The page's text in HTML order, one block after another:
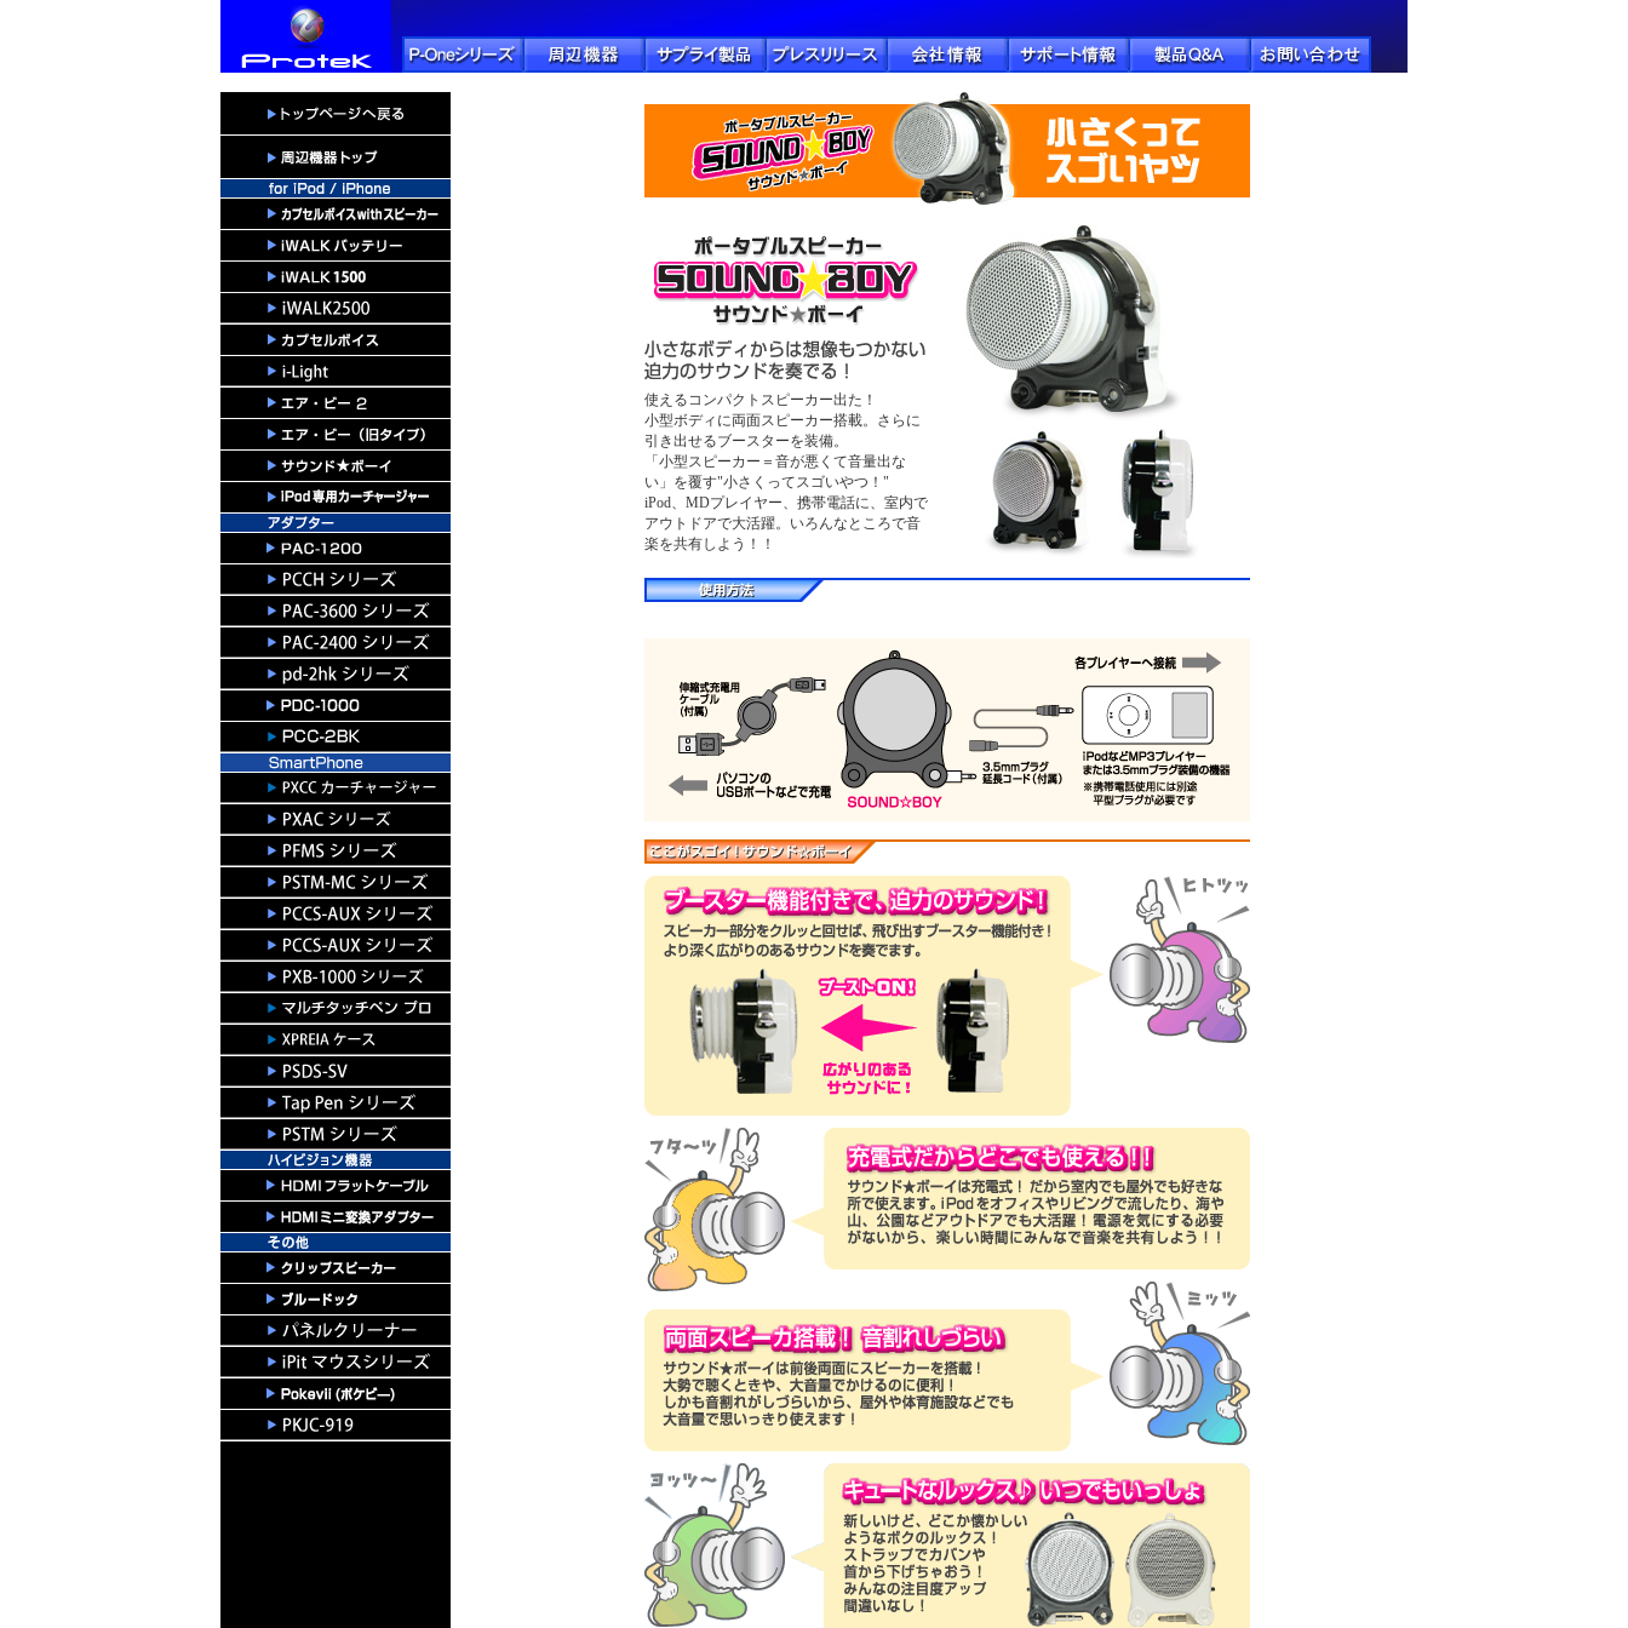
使えるコンパクトスピーカー出た！
小型ボディに両面スピーカー搭載。さらに
引き出せるブースターを装備。
「小型スピーカー＝音が悪くて音量出な
い」を覆す"小さくってスゴいやつ！"
iPod、MDプレイヤー、携帯電話に、室内で
アウトドアで大活躍。いろんなところで音
楽を共有しよう！！